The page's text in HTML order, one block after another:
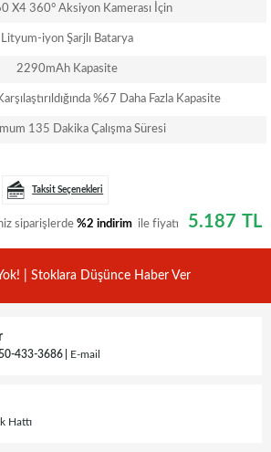
X4 360° Aksiyon Kamerası İçin
Lityum-iyon Şarjlı Batarya
2290mAh Kapasite
%67 Daha Fazla Kapasite
135 Dakika Çalışma Süresi
Taksit Seçenekleri
siparişlerde %2 indirim ile fiyatı 5.187 TL
| Stoklara Düşünce Haber Ver
433-3686 E-mail
Hattı